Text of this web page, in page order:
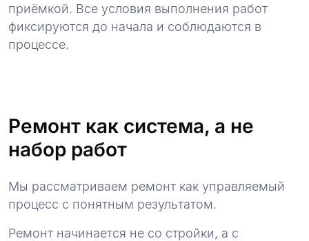
приёмкой. Все условия выполнения работ
фиксируются до начала и соблюдаются в
процессе.
Ремонт как система, а не
набор работ
Мы рассматриваем ремонт как управляемый
процесс с понятным результатом.
Ремонт начинается не со стройки, а с